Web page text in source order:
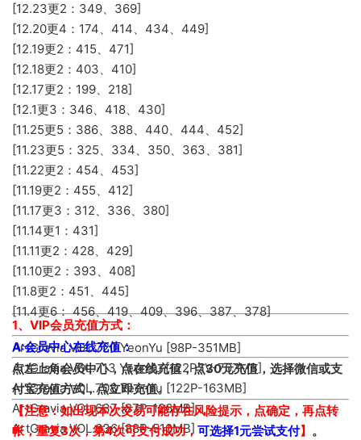
[12.23更2：349、369]
[12.20更4：174、414、434、449]
[12.19更2：415、471]
[12.18更2：403、410]
[12.17更2：199、218]
[12.1更3：346、418、430]
[11.25更5：386、388、440、444、452]
[11.23更5：325、334、350、363、381]
[11.22更2：454、453]
[11.19更2：455、412]
[11.17更3：312、336、380]
[11.14更1：431]
[11.11更2：428、429]
[11.10更2：393、408]
[11.8更2：451、445]
[11.4更6： 456、419、409、396、387、378]
ArtGravia VOL.720 YeonYu [98P-351MB]
ArtGravia VOL.713 YeonYu [122P7V-707MB]
ArtGravia VOL.708 YeonYu [122P-163MB]
ArtGravia VOL.637 [87P-126MB]
ArtGravia VOL.636 [88P-510MB]
1、VIP会员充值方式：
A:会员中心在线充值：
点左上角会员中心，点在线充值，点30元充值，选择微信或支
付宝充值方式，点立即充值。
【注意：如出现本次交易可能存在风险提示，点确定，再点转
帐，重复3次，第4次可支付成功， 可选择1元尝试支付】 。